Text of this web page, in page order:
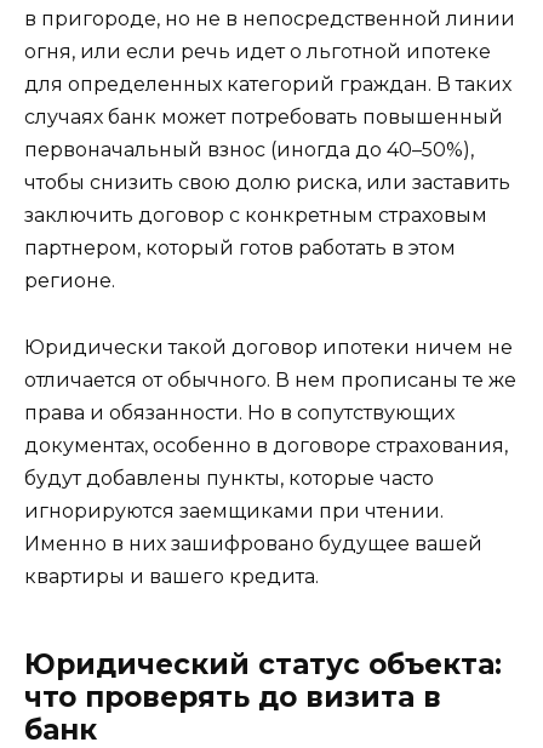
в пригороде, но не в непосредственной линии
огня, или если речь идет о льготной ипотеке
для определенных категорий граждан. В таких
случаях банк может потребовать повышенный
первоначальный взнос (иногда до 40–50%),
чтобы снизить свою долю риска, или заставить
заключить договор с конкретным страховым
партнером, который готов работать в этом
регионе.
Юридически такой договор ипотеки ничем не
отличается от обычного. В нем прописаны те же
права и обязанности. Но в сопутствующих
документах, особенно в договоре страхования,
будут добавлены пункты, которые часто
игнорируются заемщиками при чтении.
Именно в них зашифровано будущее вашей
квартиры и вашего кредита.
Юридический статус объекта:
что проверять до визита в
банк